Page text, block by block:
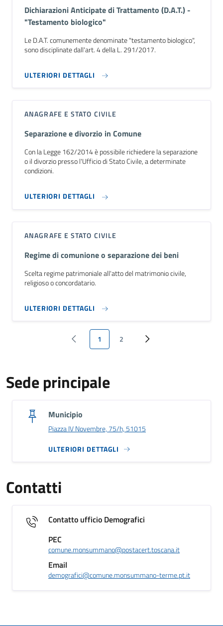
Dichiarazioni Anticipate di Trattamento (D.A.T.) -
"Testamento biologico"
Le D.A.T. comunemente denominate "testamento biologico",
sono disciplinate dall'art. 4 della L. 291/2017.
ULTERIORI DETTAGLI
ANAGRAFE E STATO CIVILE
Separazione e divorzio in Comune
Con la Legge 162/2014 è possibile richiedere la separazione
o il divorzio presso l'Ufficio di Stato Civile, a determinate
condizioni.
ULTERIORI DETTAGLI
ANAGRAFE E STATO CIVILE
Regime di comunione o separazione dei beni
Scelta regime patrimoniale all'atto del matrimonio civile,
religioso o concordatario.
ULTERIORI DETTAGLI
‹ PreviousPagina attuale
1 Page
2 ››
Sede principale
Municipio
Piazza IV Novembre, 75/h, 51015
ULTERIORI DETTAGLI
Contatti
Contatto ufficio Demografici
PEC
comune.monsummano@postacert.toscana.it
Email
demografici@comune.monsummano-terme.pt.it